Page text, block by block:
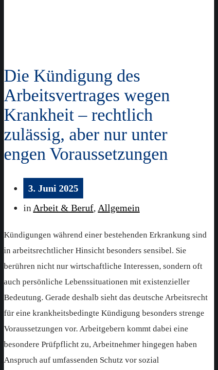
Die Kündigung des
Arbeitsvertrages wegen
Krankheit – rechtlich
zulässig, aber nur unter
engen Voraussetzungen
3. Juni 2025
in Arbeit & Beruf, Allgemein
Kündigungen während einer bestehenden Erkrankung sind
in arbeitsrechtlicher Hinsicht besonders sensibel. Sie
berühren nicht nur wirtschaftliche Interessen, sondern oft
auch persönliche Lebenssituationen mit existenzieller
Bedeutung. Gerade deshalb sieht das deutsche Arbeitsrecht
für eine krankheitsbedingte Kündigung besonders strenge
Voraussetzungen vor. Arbeitgebern kommt dabei eine
besondere Prüfpflicht zu, Arbeitnehmer hingegen haben
Anspruch auf umfassenden Schutz vor sozial